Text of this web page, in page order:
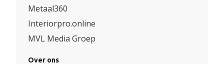
Metaal360
Interiorpro.online
MVL Media Groep
Over ons